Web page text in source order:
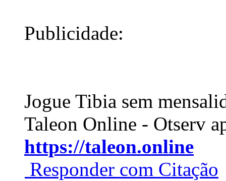
Publicidade:
Jogue Tibia sem
Taleon Online - Otserv
https://taleon.online
Responder com Citação